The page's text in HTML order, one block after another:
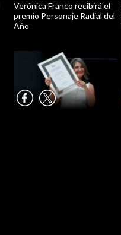
Verónica Franco recibirá el
premio Personaje Radial del
Año